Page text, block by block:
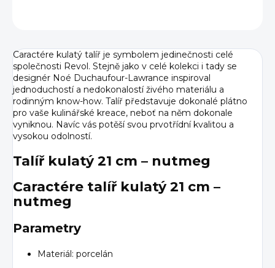
Caractére kulatý talíř je symbolem jedinečnosti celé
společnosti Revol. Stejně jako v celé kolekci i tady se
designér Noé Duchaufour-Lawrance inspiroval
jednoduchostí a nedokonalostí živého materiálu a
rodinným know-how. Talíř představuje dokonalé plátno
pro vaše kulinářské kreace, neboť na něm dokonale
vyniknou. Navíc vás potěší svou prvotřídní kvalitou a
vysokou odolností.
Talíř kulatý 21 cm – nutmeg
Caractére talíř kulatý 21 cm –
nutmeg
Parametry
Materiál: porcelán